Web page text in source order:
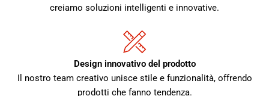
creiamo soluzioni intelligenti e innovative.
Design innovativo del prodotto
Il nostro team creativo unisce stile e funzionalità, offrendo
prodotti che fanno tendenza.